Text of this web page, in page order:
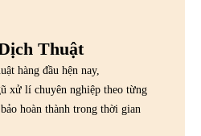
Thuật
hàng đầu hện nay,
xử lí chuyên nghiệp theo từng
hoàn thành trong thời gian